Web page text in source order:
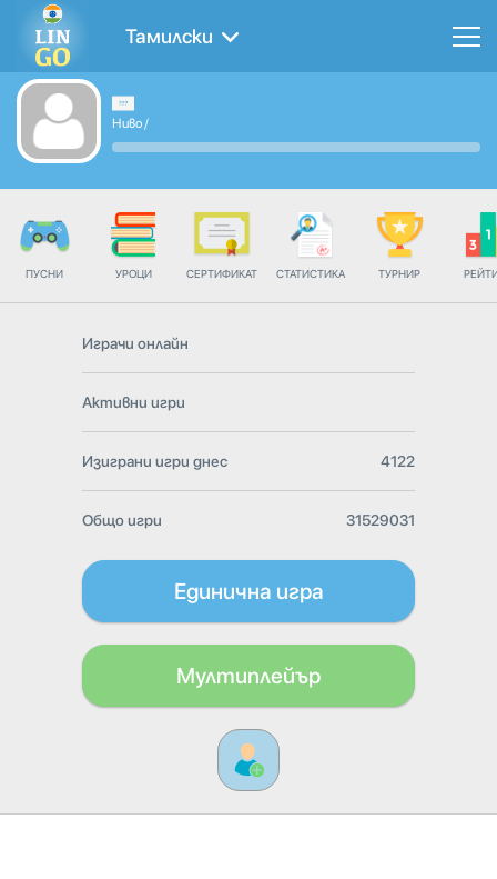
Тамилски
Ниво/
ПУСНИ УРОЦИ СЕРТИФИКАТ СТАТИСТИКА ТУРНИР
Играчи онлайн
Активни игри
Изиграни игри днес 4122
Общо игри 31529031
Единична игра
Мултиплейър